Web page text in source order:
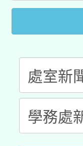
接
月28
宣導
管道